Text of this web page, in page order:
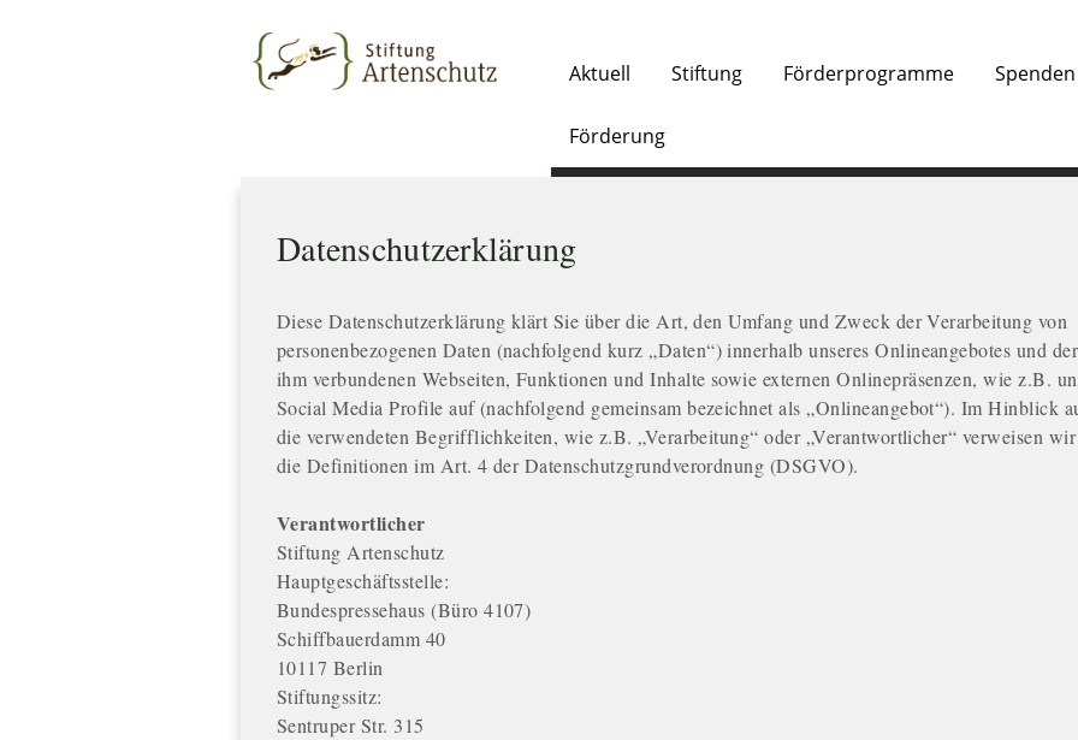
Aktuell Stiftung Förderprogramme Spenden
Förderung
Datenschutzerklärung
Diese Datenschutzerklärung klärt Sie über die Art, den Umfang und Zweck der Verarbeitung von
personenbezogenen Daten (nachfolgend kurz „Daten“) innerhalb unseres Onlineangebotes und
ihm verbundenen Webseiten, Funktionen und Inhalte sowie externen Onlinepräsenzen, wie z.B.
Social Media Profile auf (nachfolgend gemeinsam bezeichnet als „Onlineangebot“). Im Hinblick
die verwendeten Begrifflichkeiten, wie z.B. „Verarbeitung“ oder „Verantwortlicher“ verweisen
die Definitionen im Art. 4 der Datenschutzgrundverordnung (DSGVO).
Verantwortlicher
Stiftung Artenschutz
Hauptgeschäftsstelle:
Bundespressehaus (Büro 4107)
Schiffbauerdamm 40
10117 Berlin
Stiftungssitz:
Sentruper Str. 315